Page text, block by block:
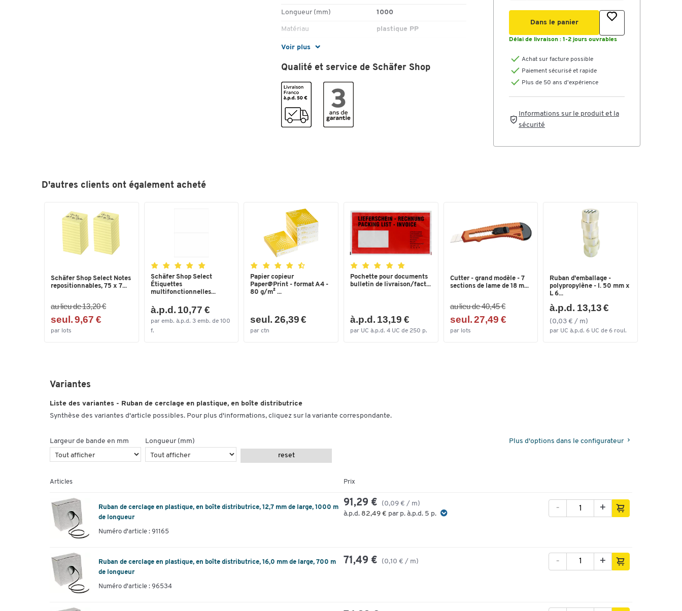
Voir plus
Longueur (mm) 1000
Matériau plastique PP
Nr. fabricant
Pièce(s) par paquet 1
Résistance à la traction en
kg
Surface
Qualité et service de Schäfer Shop
Dans le panier
Délai de livraison : 1-2 jours ouvrables
Achat sur facture possible
Paiement sécurisé et rapide
Plus de 50 ans d'expérience
Informations sur le produit et la
sécurité
D'autres clients ont également acheté
Schäfer Shop Select Notes
repositionnables, 75 x 7...
au lieu de 13,20 €
seul. 9,67 €
par lots
Schäfer Shop Select
Étiquettes
multifonctionnelles...
à.p.d. 10,77 €
par emb. à.p.d. 3 emb. de 100
f.
Papier copieur
Paper@Print - format A4 -
80 g/m² ...
seul. 26,39 €
par ctn
Pochette pour documents
bulletin de livraison/fact...
à.p.d. 13,19 €
par UC à.p.d. 4 UC de 250 p.
Cutter - grand modèle - 7
sections de lame de 18 m...
au lieu de 40,45 €
seul. 27,49 €
par lots
Ruban d'emballage -
polypropylène - l. 50 mm x
L 6...
à.p.d. 13,13 €
(0,03 € / m)
par UC à.p.d. 6 UC de 6 roul.
Variantes
Liste des variantes - Ruban de cerclage en plastique, en boîte distributrice
Synthèse des variantes d'article possibles. Pour plus d'informations, cliquez sur la variante correspondante.
Largeur de bande en mm
Longueur (mm)
reset
Plus d'options dans le configurateur
Articles Prix
Ruban de cerclage en plastique, en boîte distributrice, 12,7 mm de large, 1000 m
de longueur
Numéro d'article : 91165
91,29 €
(0,09 € / m)
à.p.d. 82,49 € par p. à.p.d. 5 p.
+
-
Ruban de cerclage en plastique, en boîte distributrice, 16,0 mm de large, 700 m
de longueur
Numéro d'article : 96534
71,49 € (0,10 € / m) +
-